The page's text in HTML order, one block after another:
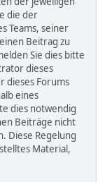
die der
Teams, seiner
Beitrag zu
Sie dies bitte
dieses
dieses Forums
eines
dies notwendig
Beiträge nicht
Diese Regelung
Material,